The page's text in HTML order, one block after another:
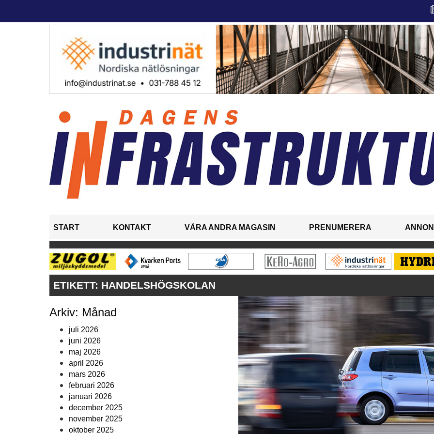
START KONTAKT VÅRA ANDRA MAGASIN PRENUMERERA
ETIKETT: HANDELSHÖGSKOLAN
Arkiv: Månad
juli 2026
juni 2026
maj 2026
april 2026
mars 2026
februari 2026
januari 2026
december 2025
november 2025
oktober 2025